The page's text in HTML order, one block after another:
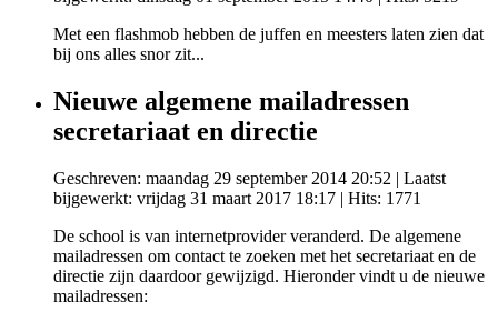
Met een flashmob hebben de juffen en meesters laten zien dat
bij ons alles snor zit...
Nieuwe algemene mailadressen
secretariaat en directie
Geschreven: maandag 29 september 2014 20:52 | Laatst
bijgewerkt: vrijdag 31 maart 2017 18:17 | Hits: 1771
De school is van internetprovider veranderd. De algemene
mailadressen om contact te zoeken met het secretariaat en de
directie zijn daardoor gewijzigd. Hieronder vindt u de nieuwe
mailadressen: